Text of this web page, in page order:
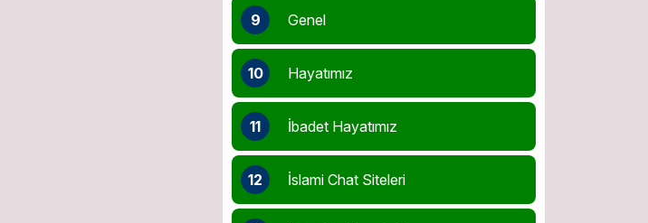
9 Genel
10 Hayatımız
11 İbadet Hayatımız
12 İslami Chat Siteleri